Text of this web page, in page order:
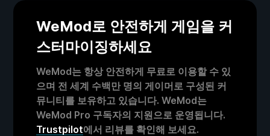
WeMod로 안전하게 게임을 커
스터마이징하세요
WeMod는 항상 안전하게 무료로 이용할 수 있
으며 전 세계 수백만 명의 게이머로 구성된 커
뮤니티를 보유하고 있습니다. WeMod는
WeMod Pro 구독자의 지원으로 운영됩니다.
Trustpilot에서 리뷰를 확인해 보세요.